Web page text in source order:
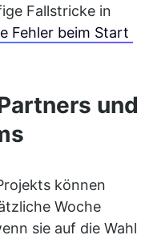
Fallstricke in
Fehler beim Start
und
können
Woche
sie auf die Wahl